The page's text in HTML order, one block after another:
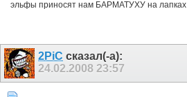
эльфы приносят нам БАРМАТУХУ на лапках
2PiC сказал(-а):
24.02.2008 23:57